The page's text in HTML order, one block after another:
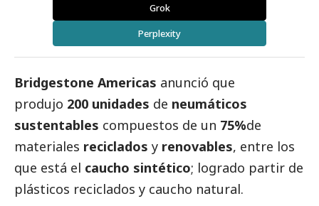
Grok
Perplexity
Bridgestone Americas anunció que
produjo 200 unidades de neumáticos
sustentables compuestos de un 75%de
materiales reciclados y renovables, entre los
que está el caucho sintético; logrado partir de
plásticos reciclados y caucho natural.